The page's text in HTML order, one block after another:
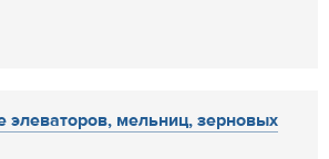
элеваторов, мельниц, зерновых